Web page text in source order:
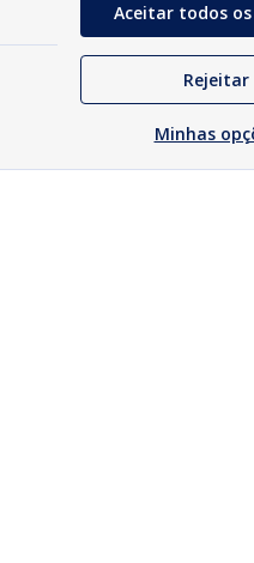
Aceitar todos
Rejeitar
Minhas